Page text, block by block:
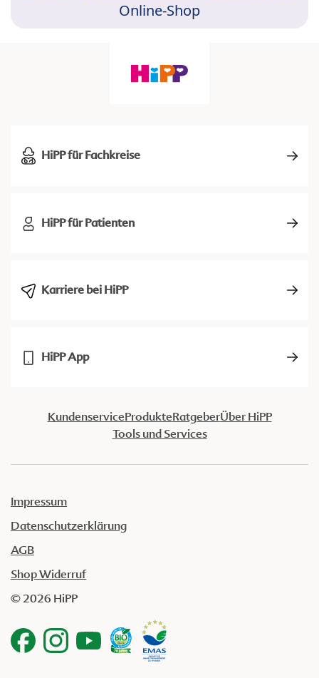
Online-Shop
HiPP für Fachkreise
HiPP für Patienten
Karriere bei HiPP
HiPP App
KundenserviceProdukteRatgeberÜber HiPP
Tools und Services
Impressum
Datenschutzerklärung
AGB
Shop Widerruf
© 2026 HiPP